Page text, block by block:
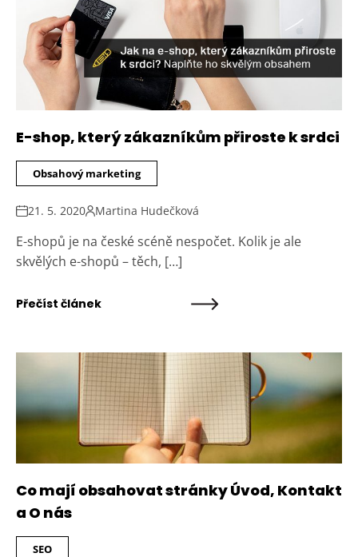
E-shop, který zákazníkům přiroste k srdci
Obsahový marketing
21. 5. 2020 Martina Hudečková
E-shopů je na české scéně nespočet. Kolik je ale
skvělých e-shopů – těch, […]
Přečíst článek
Co mají obsahovat stránky Úvod, Kontakt
a O nás
SEO